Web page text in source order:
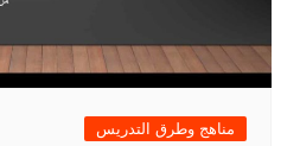
مناهج وطرق التدريس